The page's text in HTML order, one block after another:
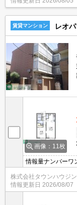
賃貸マンション レオ
画像：11枚
情報量ナンバーワ
株式会社タウンハウジ
情報更新日 2026/08/07